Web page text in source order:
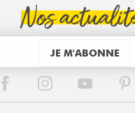
Nos
JE M'ABONNE